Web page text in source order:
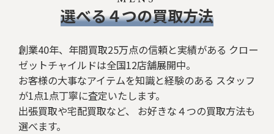
​選べる４つの買取方法
創業40年、年間買取25万点の信頼と実績がある クロー
ゼットチャイルドは全国12店舗展開中。
お客様の大事なアイテムを知識と経験のある スタッフ
が1点1点丁寧に査定いたします。
出張買取や宅配買取など、 お好きな４つの買取方法も
選べます。